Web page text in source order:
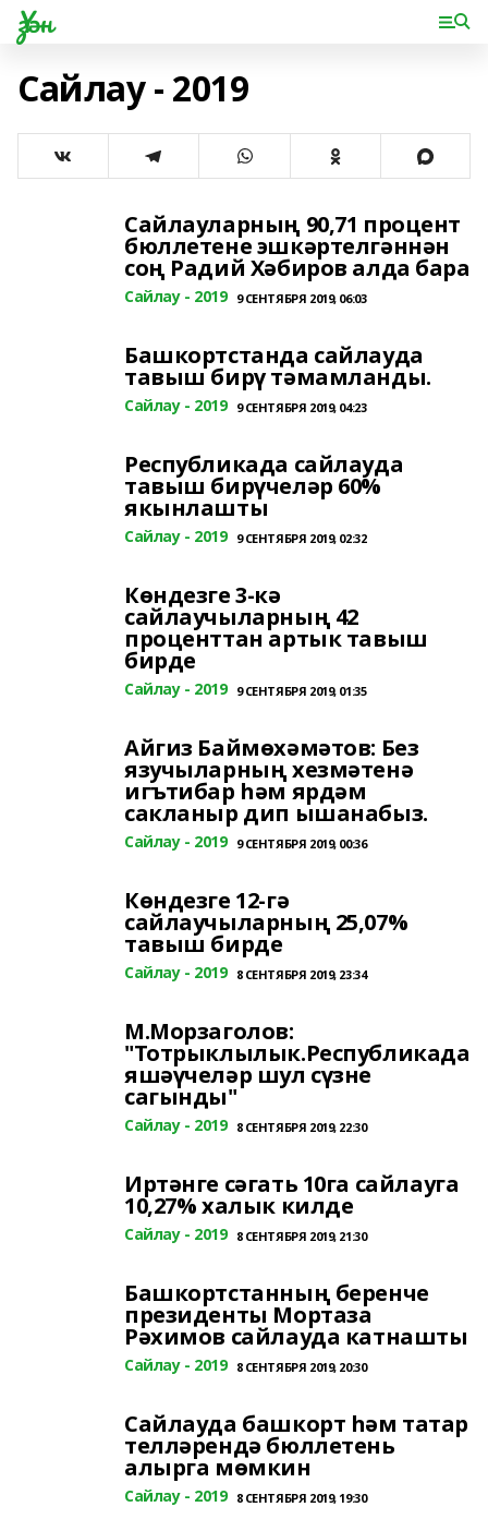
Үзән
Сайлау - 2019
Сайлауларның 90,71 процент
бюллетене эшкәртелгәннән
соң Радий Хәбиров алда бара
Сайлау - 2019 9 СЕНТЯБРЯ 2019, 06:03
Башкортстанда сайлауда
тавыш бирү тәмамланды.
Сайлау - 2019 9 СЕНТЯБРЯ 2019, 04:23
Республикада сайлауда
тавыш бирүчеләр 60%
якынлашты
Сайлау - 2019 9 СЕНТЯБРЯ 2019, 02:32
Көндезге 3-кә
сайлаучыларның 42
проценттан артык тавыш
бирде
Сайлау - 2019 9 СЕНТЯБРЯ 2019, 01:35
Айгиз Баймөхәмәтов: Без
язучыларның хезмәтенә
игътибар һәм ярдәм
сакланыр дип ышанабыз.
Сайлау - 2019 9 СЕНТЯБРЯ 2019, 00:36
Көндезге 12-гә
сайлаучыларның 25,07%
тавыш бирде
Сайлау - 2019 8 СЕНТЯБРЯ 2019, 23:34
М.Морзаголов:
"Тотрыклылык.Республикада
яшәүчеләр шул сүзне
сагынды"
Сайлау - 2019 8 СЕНТЯБРЯ 2019, 22:30
Иртәнге сәгать 10га сайлауга
10,27% халык килде
Сайлау - 2019 8 СЕНТЯБРЯ 2019, 21:30
Башкортстанның беренче
президенты Мортаза
Рәхимов сайлауда катнашты
Сайлау - 2019 8 СЕНТЯБРЯ 2019, 20:30
Сайлауда башкорт һәм татар
телләрендә бюллетень
алырга мөмкин
Сайлау - 2019 8 СЕНТЯБРЯ 2019, 19:30